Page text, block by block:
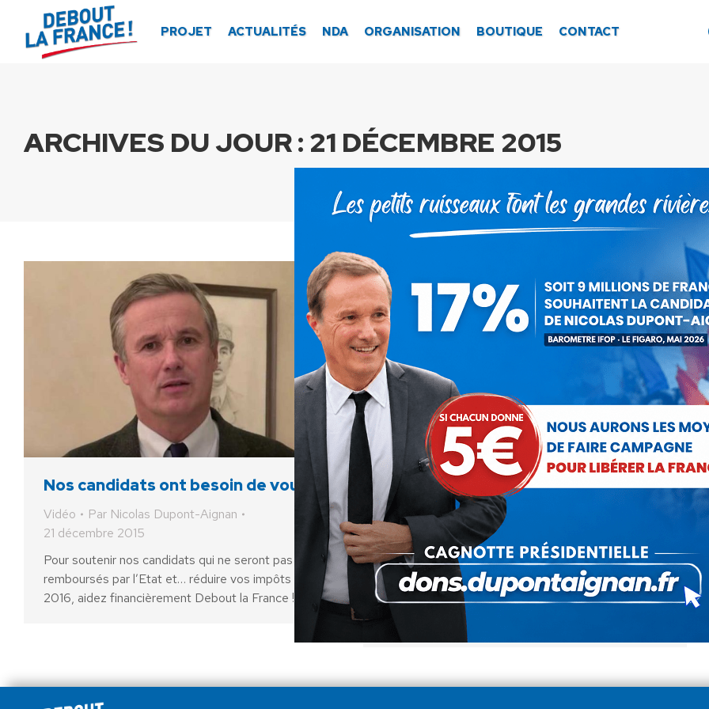
PROJET ACTUALITÉS NDA ORGANISATION BOUTIQUE CONTACT
ARCHIVES DU JOUR : 21 DÉCEMBRE 2015
Nos candidats ont besoin de vous !
Vidéo Par Nicolas Dupont-Aignan
21 décembre 2015
Pour soutenir nos candidats qui ne seront pas
remboursés par l’Etat et… réduire vos impôts en
2016, aidez financièrement Debout la France !
Nicolas Dupont-Aignan invité de
Christophe Bordet sur Sud Radio
Vidéo ParDebout La France
Le lundi 21 décembre 2015 Nicolas Dupont-Aignan
Président de Debout la France, était l’invité
politique de Christophe Bordet dans le 5/9 info sur
Panneau de gestion des cookies